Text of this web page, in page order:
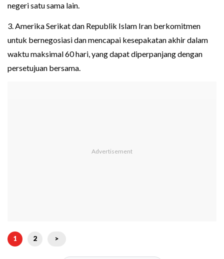
negeri satu sama lain.
3. Amerika Serikat dan Republik Islam Iran berkomitmen
untuk bernegosiasi dan mencapai kesepakatan akhir dalam
waktu maksimal 60 hari, yang dapat diperpanjang dengan
persetujuan bersama.
1 2 >